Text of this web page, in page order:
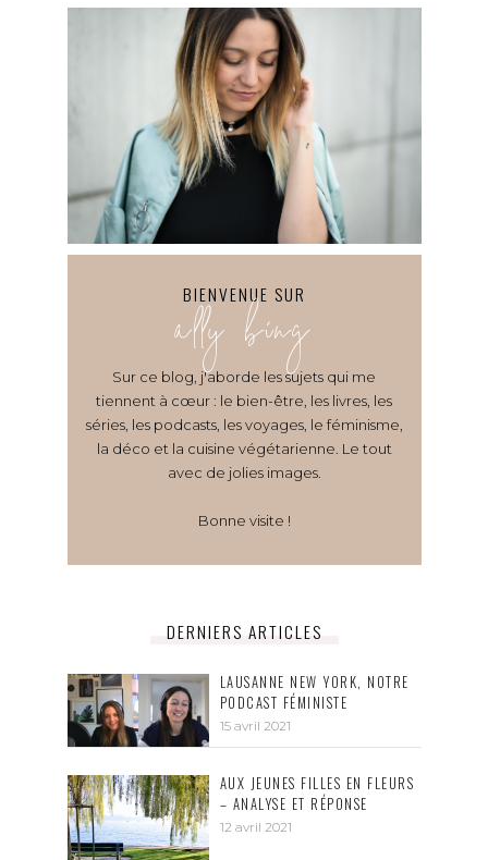
BIENVENUE SUR
ally bing
Sur ce blog, j'aborde les sujets qui me
tiennent à cœur : le bien-être, les livres, les
séries, les podcasts, les voyages, le féminisme,
la déco et la cuisine végétarienne. Le tout
avec de jolies images.
Bonne visite !
DERNIERS ARTICLES
LAUSANNE NEW YORK, NOTRE
PODCAST FÉMINISTE
15 avril 2021
AUX JEUNES FILLES EN FLEURS
– ANALYSE ET RÉPONSE
12 avril 2021